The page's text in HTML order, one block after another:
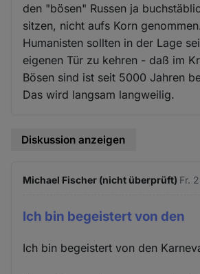
den "bösen" Russen ja
sitzen, nicht aufs Korn genommen.
Humanisten sollten in der Lage
eigenen Tür zu kehren - daß im
Bösen sind ist seit 5000 Jahren
Das wird langsam langweilig.
Diskussion anzeigen
Michael Fischer (nicht überprüft) Fr.
Ich bin begeistert von den
Ich bin begeistert von den